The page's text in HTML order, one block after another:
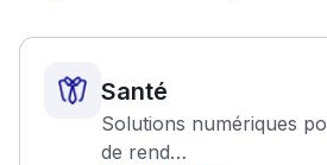
Santé
Solutions numériques
de rend…